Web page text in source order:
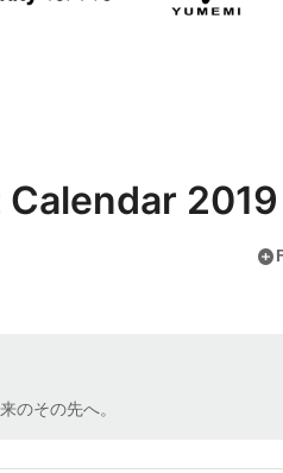
Calendar 2019
add_circle
のその先へ。